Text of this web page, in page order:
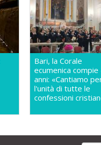
Bari, la Corale
ecumenica compie
anni: «Cantiamo
l'unità di tutte le
confessioni